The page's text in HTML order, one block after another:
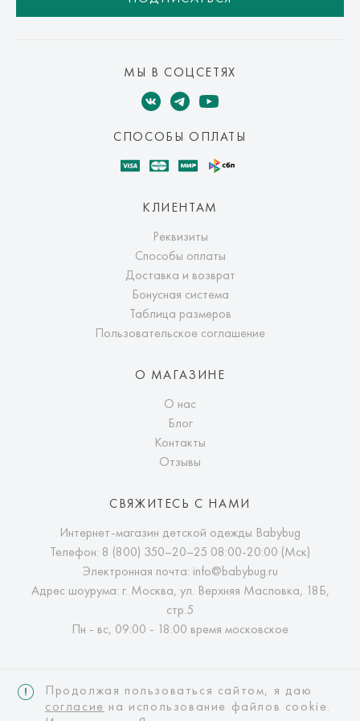
МЫ В СОЦСЕТЯХ
СПОСОБЫ ОПЛАТЫ
КЛИЕНТАМ
Реквизиты
Способы оплаты
Доставка и возврат
Бонусная система
Таблица размеров
Пользовательское соглашение
О МАГАЗИНЕ
О нас
Блог
Контакты
Отзывы
СВЯЖИТЕСЬ С НАМИ
Интернет-магазин детской одежды Babybug
Телефон: 8 (800) 350–20–25 08:00-20:00 (Мск)
Электронная почта: info@babybug.ru
Адрес шоурума: г. Москва, ул. Верхняя Масловка, 18Б,
стр.5
Пн - вс, 09:00 - 18:00 время московское
Продолжая пользоваться сайтом, я даю
согласие на использование файлов cookie.